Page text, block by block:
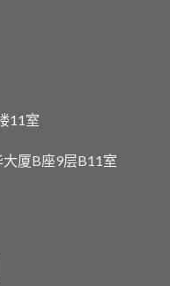
11室
厦B座9层B11室